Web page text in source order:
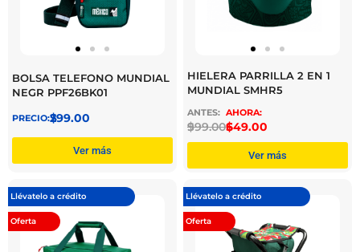
BOLSA TELEFONO MUNDIAL
NEGR PPF26BK01
$
299.00
Ver más
HIELERA PARRILLA 2 EN 1
MUNDIAL SMHR5
$
999.00$
649.00
Ver más
Llévatelo a crédito
Oferta
Llévatelo a crédito
Oferta